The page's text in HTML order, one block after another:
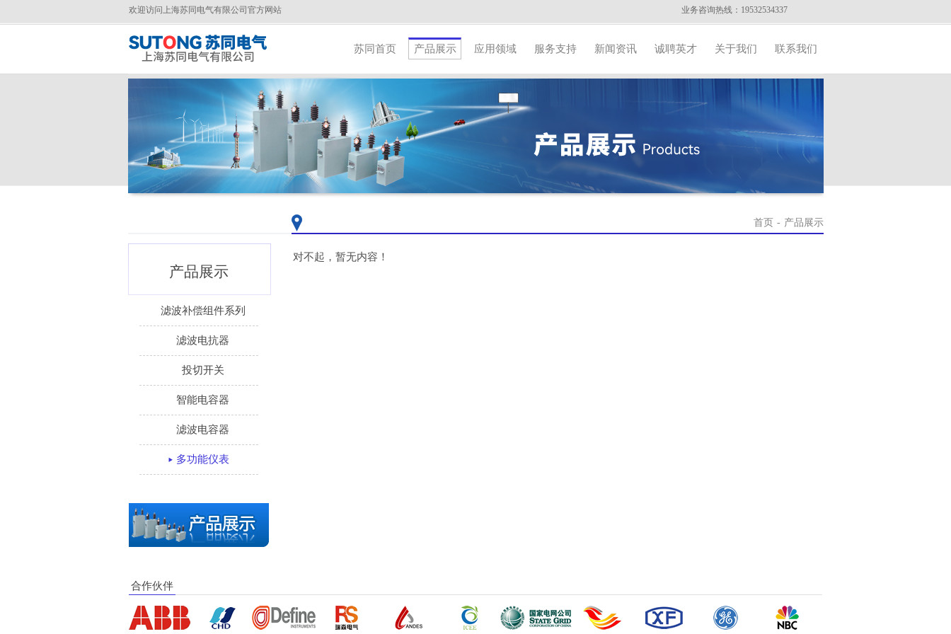
欢迎访问上海苏同电气有限公司官方网站 业务咨询热线：19532534337
苏同首页 产品展示 应用领域 服务支持 新闻资讯 诚聘英才 关于我们 联系我们
首页 - 产品展示
产品展示
滤波补偿组件系列
滤波电抗器
投切开关
智能电容器
滤波电容器
多功能仪表
对不起，暂无内容！
合作伙伴